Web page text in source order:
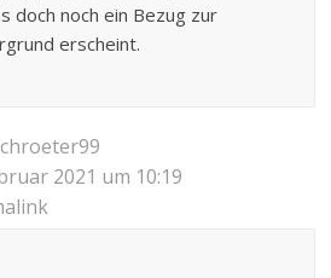
doch noch ein Bezug zur
erscheint.
2021 um 10:19